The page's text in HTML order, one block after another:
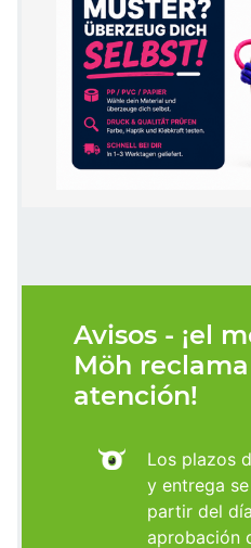
Avisos - ¡el
Möh
atención!
Los plazos
y entrega
partir del
aprobación